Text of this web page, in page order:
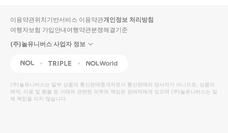
입니
다.
높
은
순
동
영
상
순
상
이용약관위치기반서비스 이용약관개인정보 처리방침
여행자보험 가입안내여행약관분쟁해결기준
(주)놀유니버스 사업자 정보
NOL Triple Interpark Global
(주)놀유니버스는 일부 상품의 통신판매중개자로서 통신판매의 당사자가 아니므로, 상품의
예약, 이용 및 환불 등 거래와 관련된 의무와 책임은 판매자에게 있으며 (주)놀유니버스는 일
체 책임을 지지 않습니다.